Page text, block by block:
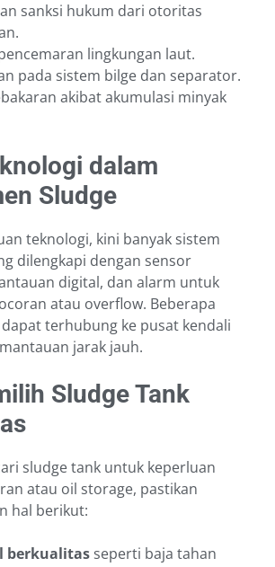
sanksi hukum dari otoritas
lingkungan laut.
pada sistem bilge dan separator.
akibat akumulasi minyak
dalam
Sludge
teknologi, kini banyak sistem
dilengkapi dengan sensor
digital, dan alarm untuk
atau overflow. Beberapa
terhubung ke pusat kendali
jarak jauh.
Sludge Tank
sludge tank untuk keperluan
atau oil storage, pastikan
hal berikut:
berkualitas seperti baja tahan